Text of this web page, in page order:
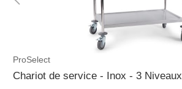
ProSelect
Chariot de service - Inox - 3 Niveaux